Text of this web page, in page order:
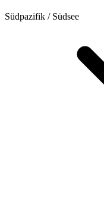
Südpazifik / Südsee